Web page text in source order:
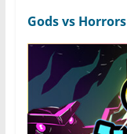
Gods vs Horrors